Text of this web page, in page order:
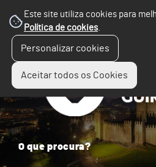
Este site utiliza cookies para
Política de cookies.
Personalizar cookies
Aceitar todos os Cookies